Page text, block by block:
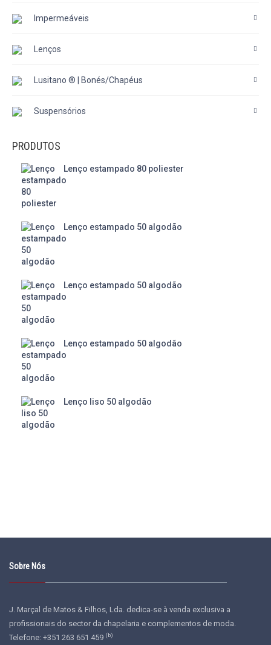
Impermeáveis
Lenços
Lusitano ® | Bonés/Chapéus
Suspensórios
PRODUTOS
Lenço estampado 80 poliester
Lenço estampado 50 algodão
Lenço estampado 50 algodão
Lenço estampado 50 algodão
Lenço liso 50 algodão
Sobre Nós
J. Marçal de Matos & Filhos, Lda. dedica-se à venda exclusiva a
profissionais do sector da chapelaria e complementos de moda.
Telefone: +351 263 651 459 (b)